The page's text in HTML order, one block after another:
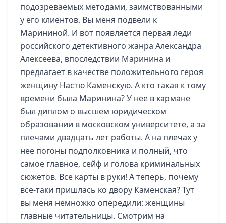
подозреваемых методами, заимствованными
у его клиентов. Вы меня подвели к
Марининой. И вот появляется первая леди
российского детективного жанра Александра
Алексеева, впоследствии Маринина и
предлагает в качестве положительного героя
женщину Настю Каменскую. А кто такая к тому
времени была Маринина? У нее в кармане
был диплом о высшем юридическом
образовании в московском университете, а за
плечами двадцать лет работы. А на плечах у
нее погоны подполковника и полный, что
самое главное, сейф и голова криминальных
сюжетов. Все карты в руки! А теперь, почему
все-таки пришлась ко двору Каменская? Тут
вы меня немножко опередили: женщины
главные читательницы. Смотрим на